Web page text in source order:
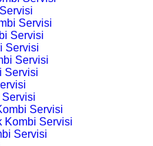
Servisi
Servisi
Servisi
Servisi
Servisi
Servisi
Kombi Servisi
Servisi